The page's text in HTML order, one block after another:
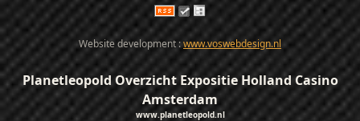
Website development :www.voswebdesign.nl
Planetleopold Overzicht Expositie Holland Casino
Amsterdam
www.planetleopold.nl